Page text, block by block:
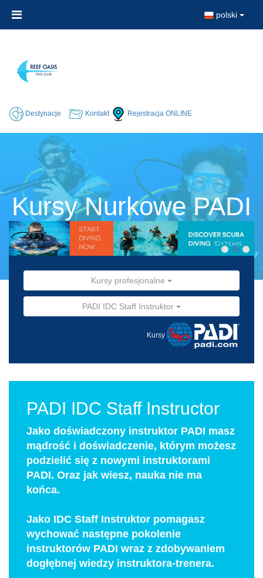
polski
Destynacje Kontakt Rejestracja ONLINE
Kursy Nurkowe PADI
Kursy profesjonalne
PADI IDC Staff Instruktor
Kursy
PADI IDC Staff Instructor
Jako doświadczony instruktor PADI masz
mądrość i doświadczenie, którym możesz
podzielić się z nowymi instruktorami
PADI. Oraz jak wiesz, nauka nie ma
końca.
Jako IDC Staff Instruktor pomagasz
wychować następne pokolenie
instruktorów PADI wraz z zdobywaniem
dogłębnej wiedzy instruktora-trenera.